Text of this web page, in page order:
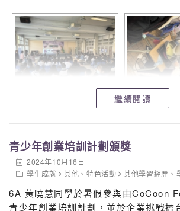
繼續閱讀
青少年創業培訓計劃頒獎
2024年10月16日
學生成就
其他 、特色活動 其他學習經歷 、
6A 黃曉慧同學於暑假參與由CoCoon
青少年創業培訓計劃，並於企業挑戰擂